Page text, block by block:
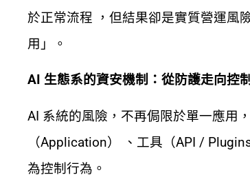
於正常流程 ，但結果卻是實質營運風
用」。
AI 生態系的資安機制：從防護走向控制
AI 系統的風險，不再侷限於單一應用
（Application） 、工具（API /
為控制行為。